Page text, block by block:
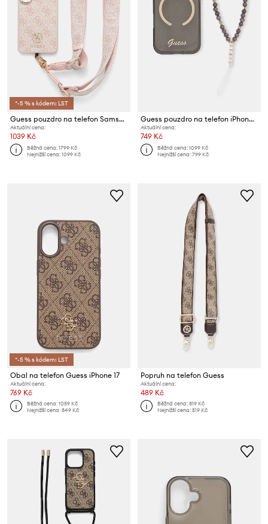
*-5 % s kódem: LST
Guess pouzdro na telefon Samsung Galaxy S26 Ultra
Aktuální cena:
1039 Kč
Běžná cena:1799 Kč
Nejnižší cena:1099 Kč
Guess pouzdro na telefon iPhone 17 Pro
Aktuální cena:
749 Kč
Běžná cena:1099 Kč
Nejnižší cena:799 Kč
*-5 % s kódem: LST
Obal na telefon Guess iPhone 17
Aktuální cena:
769 Kč
Běžná cena:1059 Kč
Nejnižší cena:849 Kč
Popruh na telefon Guess
Aktuální cena:
489 Kč
Běžná cena:819 Kč
Nejnižší cena:519 Kč